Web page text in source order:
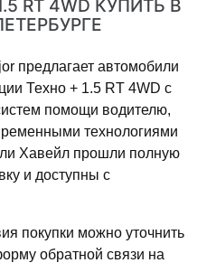
RT 4WD КУПИТЬ В
предлагает автомобили
Техно + 1.5 RT 4WD с
помощи водителю,
технологиями
Хавейл прошли полную
и доступны с
покупки можно уточнить
обратной связи на